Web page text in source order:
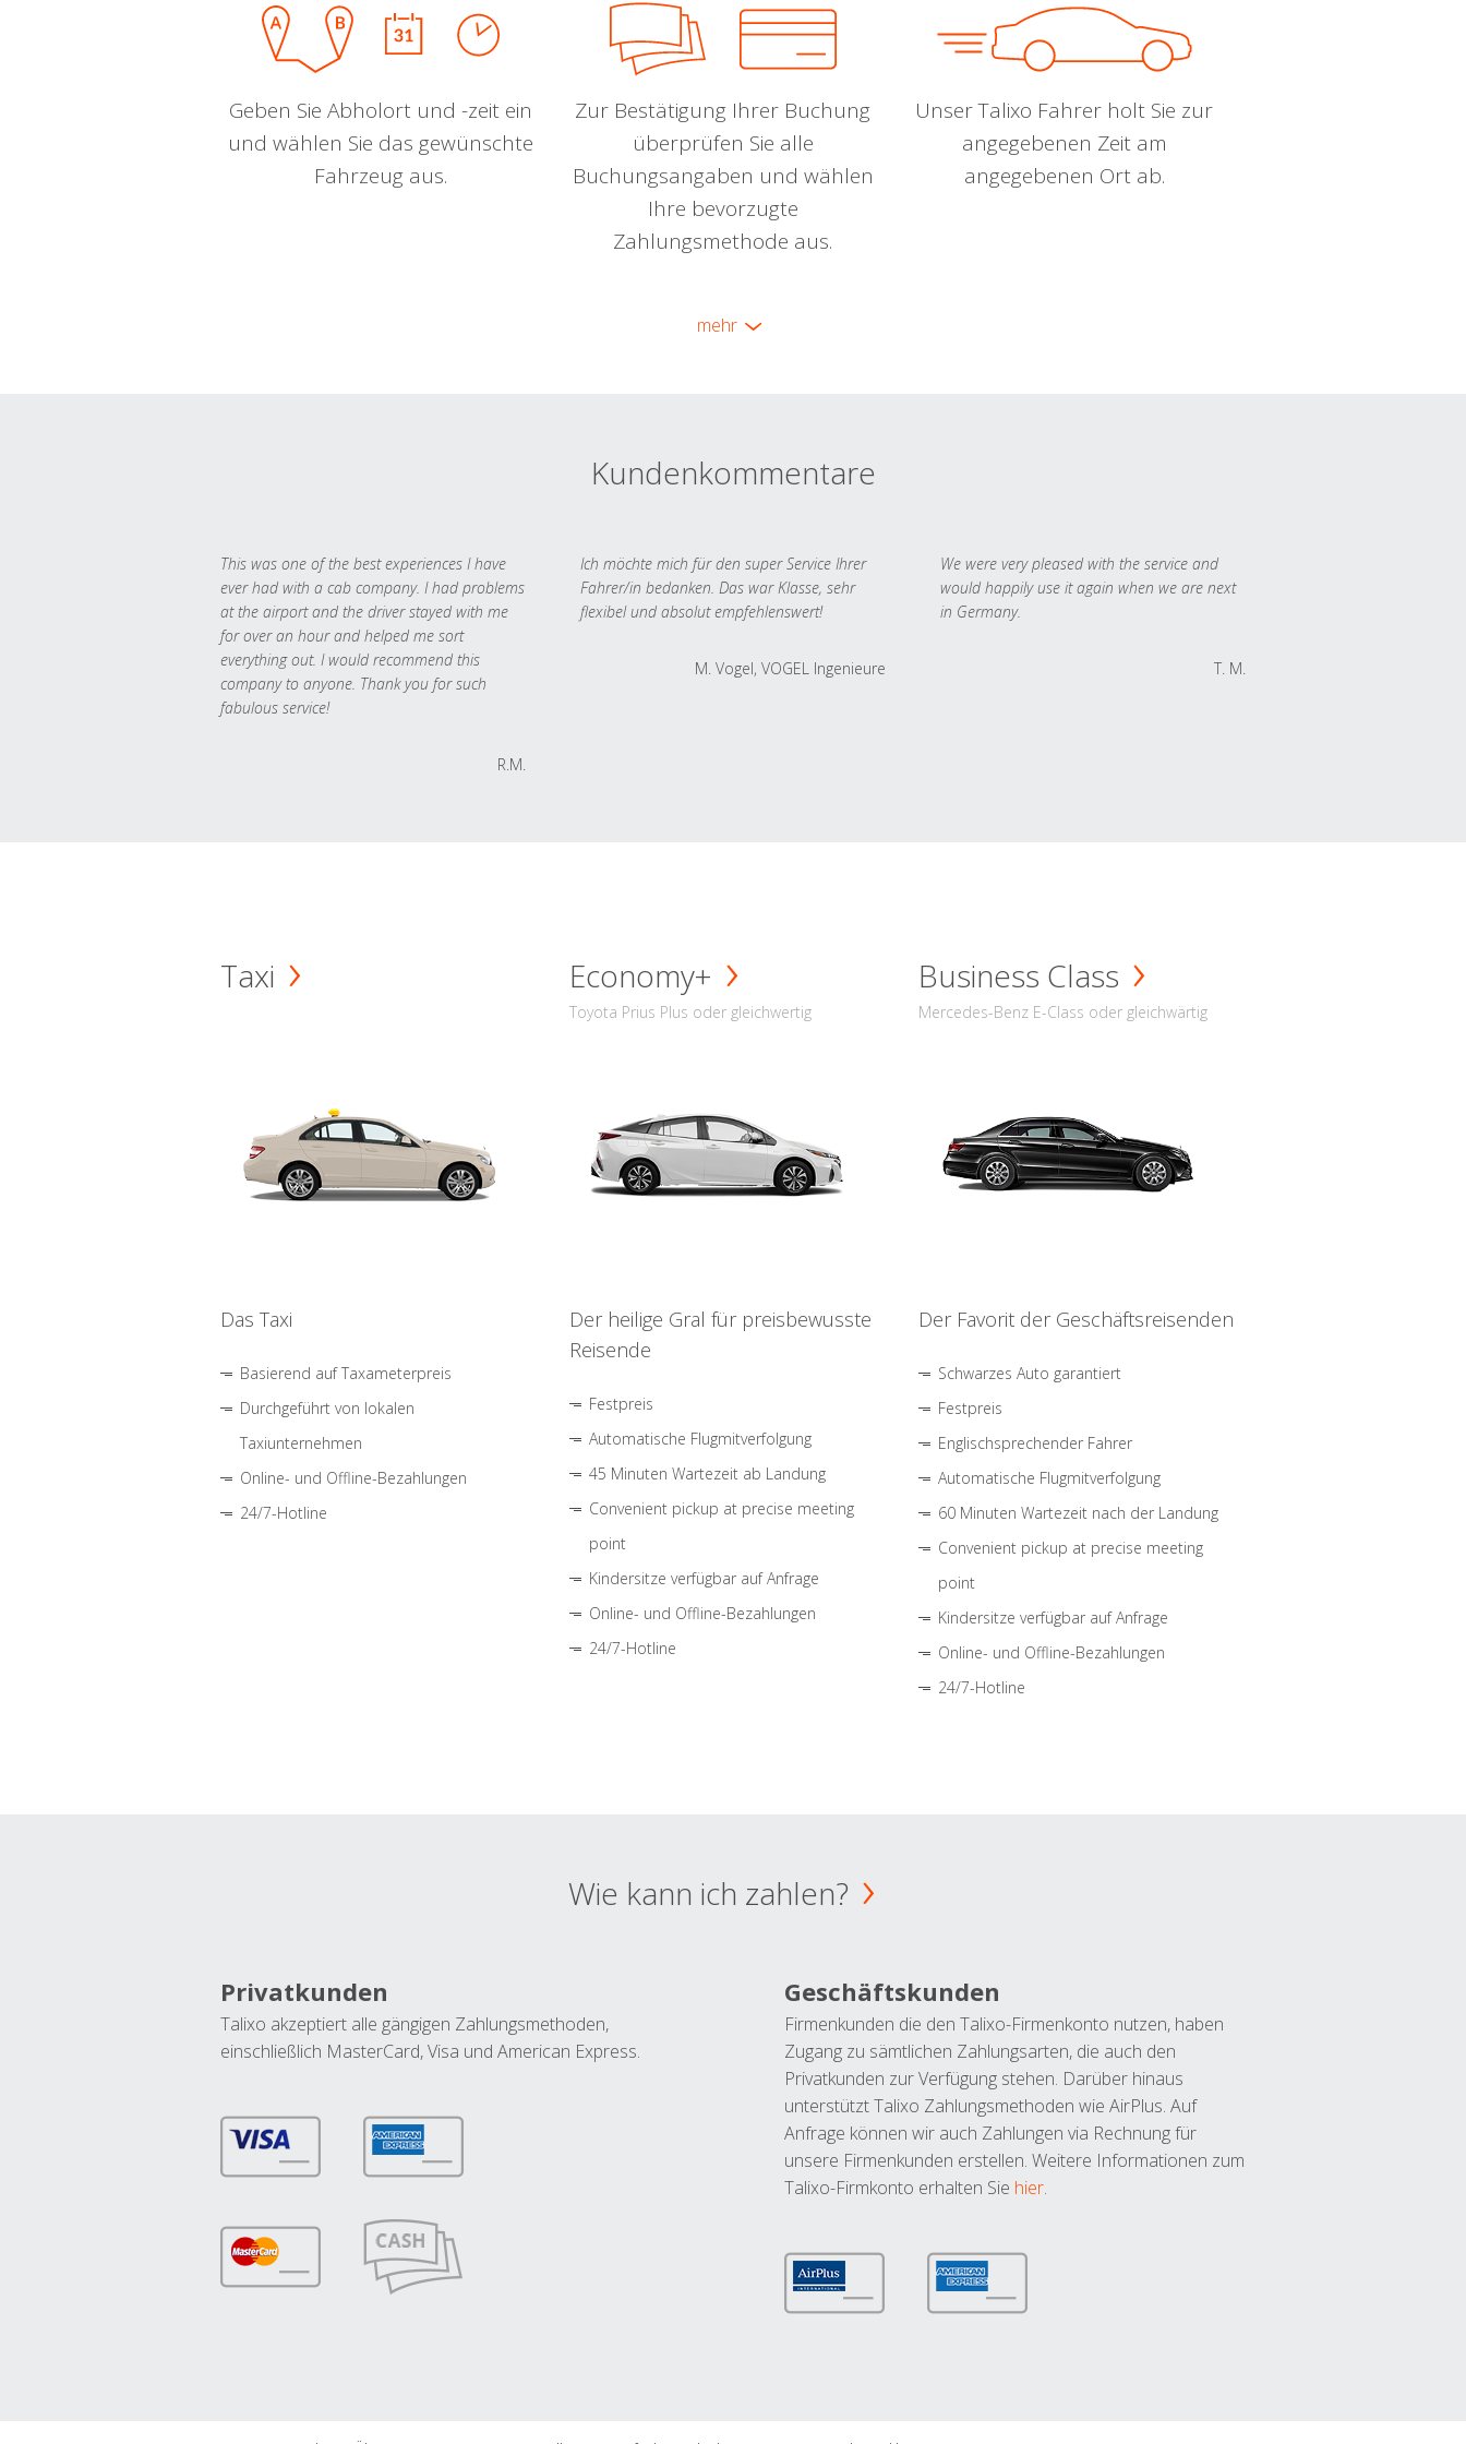
Geben Sie Abholort und -zeit ein
und wählen Sie das gewünschte
Fahrzeug aus.
Zur Bestätigung Ihrer Buchung
überprüfen Sie alle
Buchungsangaben und wählen
Ihre bevorzugte
Zahlungsmethode aus.
Unser Talixo Fahrer holt Sie zur
angegebenen Zeit am
angegebenen Ort ab.
mehr
Kundenkommentare
This was one of the best experiences I have
ever had with a cab company. I had problems
at the airport and the driver stayed with me
for over an hour and helped me sort
everything out. I would recommend this
company to anyone. Thank you for such
fabulous service!
R.M.
Ich möchte mich für den super Service Ihrer
Fahrer/in bedanken. Das war Klasse, sehr
flexibel und absolut empfehlenswert!
M. Vogel, VOGEL Ingenieure
We were very pleased with the service and
would happily use it again when we are next
in Germany.
T. M.
Taxi
Das Taxi
Basierend auf Taxameterpreis
Durchgeführt von lokalen
Taxiunternehmen
Online- und Offline-Bezahlungen
24/7-Hotline
Economy+
Toyota Prius Plus oder gleichwertig
Der heilige Gral für preisbewusste
Reisende
Festpreis
Automatische Flugmitverfolgung
45 Minuten Wartezeit ab Landung
Convenient pickup at precise meeting
point
Kindersitze verfügbar auf Anfrage
Online- und Offline-Bezahlungen
24/7-Hotline
Business Class
Mercedes-Benz E-Class oder gleichwärtig
Der Favorit der Geschäftsreisenden
Schwarzes Auto garantiert
Festpreis
Englischsprechender Fahrer
Automatische Flugmitverfolgung
60 Minuten Wartezeit nach der Landung
Convenient pickup at precise meeting
point
Kindersitze verfügbar auf Anfrage
Online- und Offline-Bezahlungen
24/7-Hotline
Wie kann ich zahlen?
Privatkunden
Talixo akzeptiert alle gängigen Zahlungsmethoden,
einschließlich MasterCard, Visa und American Express.
Geschäftskunden
Firmenkunden die den Talixo-Firmenkonto nutzen, haben
Zugang zu sämtlichen Zahlungsarten, die auch den
Privatkunden zur Verfügung stehen. Darüber hinaus
unterstützt Talixo Zahlungsmethoden wie AirPlus. Auf
Anfrage können wir auch Zahlungen via Rechnung für
unsere Firmenkunden erstellen. Weitere Informationen zum
Talixo-Firmkonto erhalten Sie hier.